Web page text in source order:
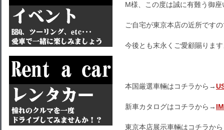
M様、この度は誠に有難う御
ご自宅が東京本店の近所です
今後とも末永くご愛顧賜りま
本国厳選車輛はコチラから→
新車カタログはコチラから→
東京本店展示車輛はコチラか